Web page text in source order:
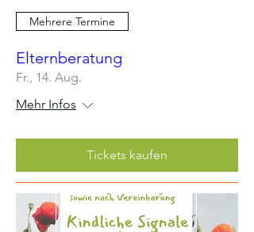
Mehrere Termine
Elternberatung
Fr., 14. Aug.
Mehr Infos
Tickets kaufen